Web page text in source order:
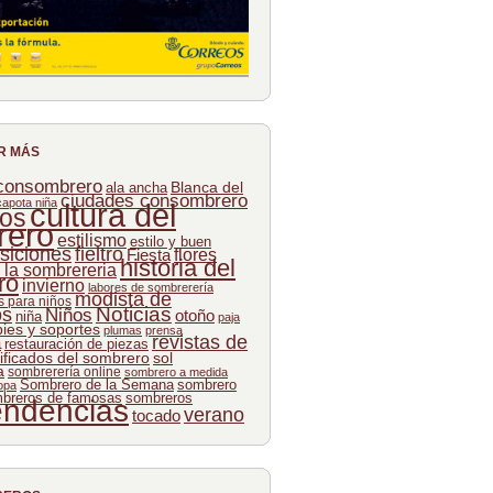
MÁS
ala ancha Blanca del
niña ciudades consombrero
cultura del
estilismo estilo y buen
fieltro Fiestaflores
la sombrereria historia del
invierno labores de sombrerería
para niños modista de
niña NiñosNoticiasotoño paja
y soportes plumas prensa
restauración de piezas revistas de
del sombrero sol
sombrerería online sombrero a medida
Sombrero de la Semana sombrero
de famosas sombreros
tocadoverano